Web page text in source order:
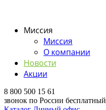
Миссия
Миссия
О компании
Новости
Акции
8 800 500 15 61
звонок по России бесплатный